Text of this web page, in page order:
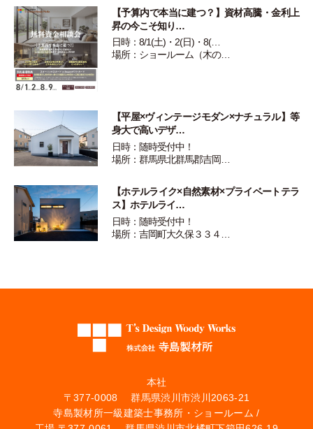
【予算内で本当に建つ？】資材高騰・金利上
昇の今こそ知り…
日時：8/1(土)・2(日)・8(…
場所：ショールーム（木の…
【平屋×ヴィンテージモダン×ナチュラル】等
身大で高いデザ…
日時：随時受付中！
場所：群馬県北群馬郡吉岡…
【ホテルライク×自然素材×プライベートテラ
ス】ホテルライ…
日時：随時受付中！
場所：吉岡町大久保３３４…
本社
〒377-0008 群馬県渋川市渋川2063-21
寺島製材所一級建築士事務所・ショールーム /